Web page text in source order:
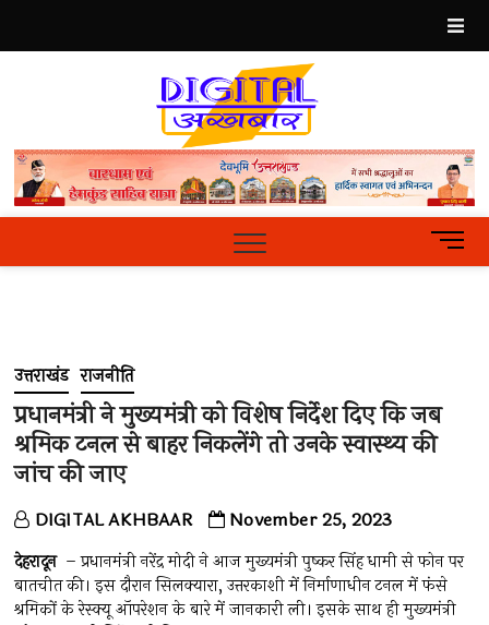
content
Hindi
News
PortalM
e
t
o
उत्तराखंड राजनीति
प्रधानमंत्री ने मुख्यमंत्री को विशेष निर्देश दिए कि जब
श्रमिक टनल से बाहर निकलेंगे तो उनके स्वास्थ्य की
जांच की जाए
DIGITAL AKHBAAR November 25, 2023
देहरादून– प्रधानमंत्री नरेंद्र मोदी ने आज मुख्यमंत्री पुष्कर सिंह धामी से फोन पर
बातचीत की। इस दौरान सिलक्यारा, उत्तरकाशी में निर्माणाधीन टनल में फंसे
श्रमिकों के रेस्क्यू ऑपरेशन के बारे में जानकारी ली। इसके साथ ही मुख्यमंत्री